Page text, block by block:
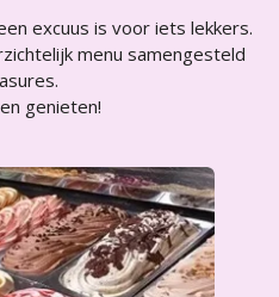
excuus is voor iets lekkers.
menu samengesteld
genieten!